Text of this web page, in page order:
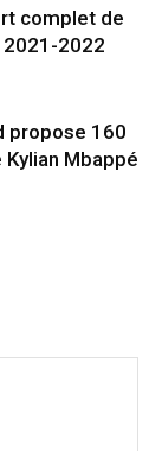
complet de
2021-2022
propose 160
Kylian Mbappé